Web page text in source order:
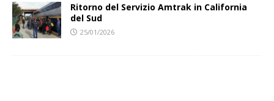
Ritorno del Servizio Amtrak in California
del Sud
25/01/2026